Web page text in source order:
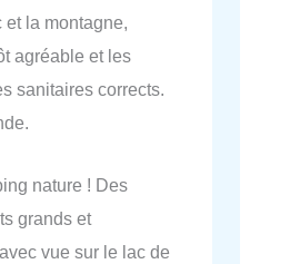
et la montagne,
agréable et les
sanitaires corrects.
nature ! Des
grands et
vue sur le lac de